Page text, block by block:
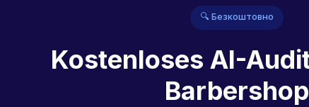
🔍 Безкоштовно
Kostenloses AI-
Barbershop